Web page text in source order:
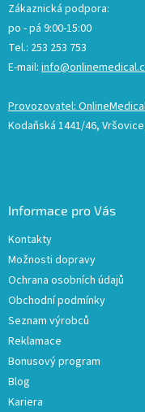
Zákaznická podpora:
po - pá 9:00-15:00
Tel.: 253 253 753
E-mail:
Provozovatel:
Kodaňská 1441/46,
Informace pro Vás
Kontakty
Možnosti dopravy
Ochrana osobních údajů
Obchodní podmínky
Seznam výrobců
Reklamace
Bonusový program
Blog
Kariera